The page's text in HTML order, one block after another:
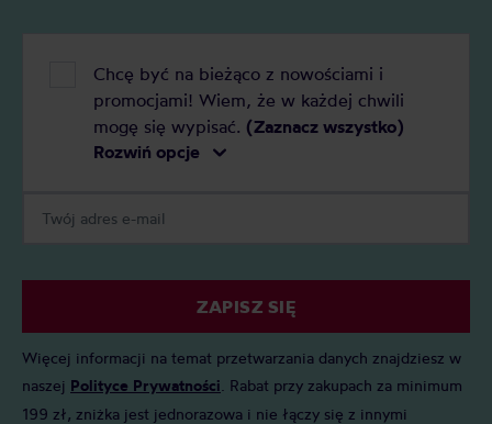
Chcę być na bieżąco z nowościami i
promocjami! Wiem, że w każdej chwili
mogę się wypisać. (Zaznacz wszystko)
Rozwiń opcje
ZAPISZ SIĘ
Więcej informacji na temat przetwarzania danych znajdziesz w
naszej Polityce Prywatności . Rabat przy zakupach za minimum
199 zł, zniżka jest jednorazowa i nie łączy się z innymi